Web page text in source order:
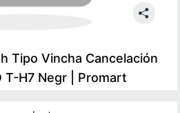
Tipo Vincha Cancelación
T-H7 Negr | Promart